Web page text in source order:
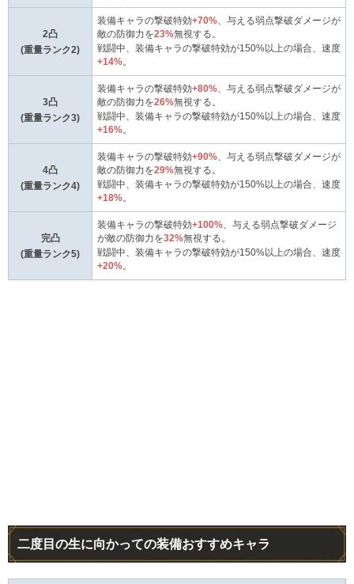
2凸
(重量ランク2)
装備キャラの撃破特効+70% 、与える弱点撃破ダメージが
敵の防御力を23%無視する。
戦闘中、装備キャラの撃破特効が150%以上の場合、速度
+14%。
3凸
(重量ランク3)
装備キャラの撃破特効+80% 、与える弱点撃破ダメージが
敵の防御力を26%無視する。
戦闘中、装備キャラの撃破特効が150%以上の場合、速度
+16%。
4凸
(重量ランク4)
装備キャラの撃破特効+90% 、与える弱点撃破ダメージが
敵の防御力を29%無視する。
戦闘中、装備キャラの撃破特効が150%以上の場合、速度
+18%。
完凸
(重量ランク5)
装備キャラの撃破特効+100% 、与える弱点撃破ダメージ
が敵の防御力を32%無視する。
戦闘中、装備キャラの撃破特効が150%以上の場合、速度
+20%。
二度目の生に向かっての装備おすすめキャラ